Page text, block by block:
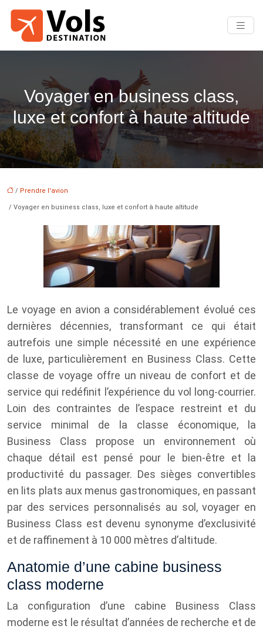
Voyager en business class,
luxe et confort à haute altitude
/ Prendre l'avion
/ Voyager en business class, luxe et confort à haute altitude
Le voyage en avion a considérablement évolué ces
dernières décennies, transformant ce qui était
autrefois une simple nécessité en une expérience
de luxe, particulièrement en Business Class. Cette
classe de voyage offre un niveau de confort et de
service qui redéfinit l’expérience du vol long-courrier.
Loin des contraintes de l’espace restreint et du
service minimal de la classe économique, la
Business Class propose un environnement où
chaque détail est pensé pour le bien-être et la
productivité du passager. Des sièges convertibles
en lits plats aux menus gastronomiques, en passant
par des services personnalisés au sol, voyager en
Business Class est devenu synonyme d’exclusivité
et de raffinement à 10 000 mètres d’altitude.
Anatomie d’une cabine business
class moderne
La configuration d’une cabine Business Class
moderne est le résultat d’années de recherche et de